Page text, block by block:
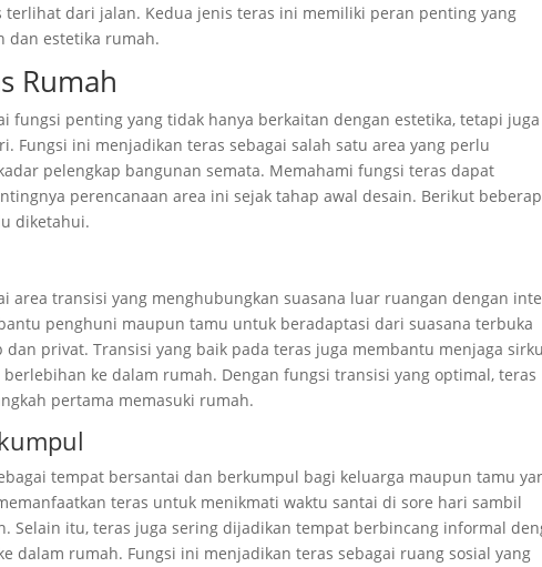
dari jalan. Kedua jenis teras ini memiliki peran penting yang
dan estetika rumah.
Rumah
fungsi penting yang tidak hanya berkaitan dengan estetika, tetapi juga
Fungsi ini menjadikan teras sebagai salah satu area yang perlu
pelengkap bangunan semata. Memahami fungsi teras dapat
perencanaan area ini sejak tahap awal desain. Berikut
diketahui.
area transisi yang menghubungkan suasana luar ruangan dengan
penghuni maupun tamu untuk beradaptasi dari suasana terbuka
privat. Transisi yang baik pada teras juga membantu menjaga
ke dalam rumah. Dengan fungsi transisi yang optimal, teras
pertama memasuki rumah.
tempat bersantai dan berkumpul bagi keluarga maupun tamu
teras untuk menikmati waktu santai di sore hari sambil
Selain itu, teras juga sering dijadikan tempat berbincang informal
dalam rumah. Fungsi ini menjadikan teras sebagai ruang sosial yang